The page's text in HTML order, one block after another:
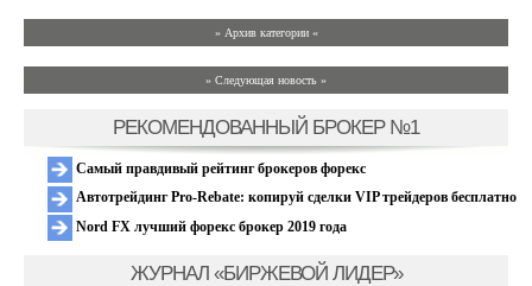
» Архив категории «
» Следующая новость »
РЕКОМЕНДОВАННЫЙ БРОКЕР №1
Самый правдивый рейтинг брокеров форекс
Автотрейдинг Pro-Rebate: копируй сделки VIP трейдеров бесплатно
Nord FX лучший форекс брокер 2019 года
ЖУРНАЛ «БИРЖЕВОЙ ЛИДЕР»